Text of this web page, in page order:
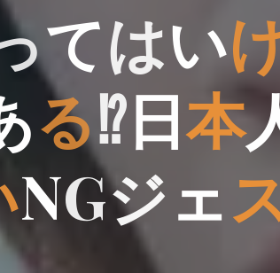
てはい
る⁉日
日 本
NGジェ